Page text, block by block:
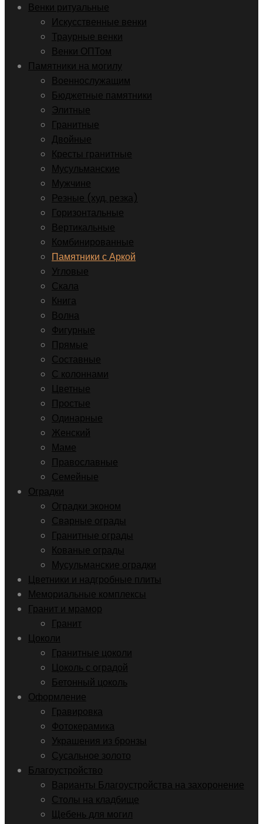
Венки ритуальные
Искусственные венки
Траурные венки
Венки ОПТом
Памятники на могилу
Военнослужащим
Бюджетные памятники
Элитные
Гранитные
Двойные
Кресты гранитные
Мусульманские
Мужчине
Резные (худ. резка)
Горизонтальные
Вертикальные
Комбинированные
Памятники с Аркой
Угловые
Скала
Книга
Волна
Фигурные
Прямые
Составные
С колоннами
Цветные
Простые
Одинарные
Женский
Маме
Православные
Семейные
Оградки
Оградки эконом
Сварные ограды
Гранитные ограды
Кованые ограды
Мусульманские оградки
Цветники и надгробные плиты
Мемориальные комплексы
Гранит и мрамор
Гранит
Цоколи
Гранитные цоколи
Цоколь с оградой
Бетонный цоколь
Оформление
Гравировка
Фотокерамика
Украшения из бронзы
Сусальное золото
Благоустройство
Варианты Благоустройства на захоронение
Столы на кладбище
Щебень для могил